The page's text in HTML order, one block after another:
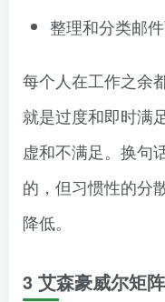
整理和分类邮
每个人在工作之余
就是过度和即时满
虚和不满足。换句
的，但习惯性的分
降低。
3 艾森豪威尔矩